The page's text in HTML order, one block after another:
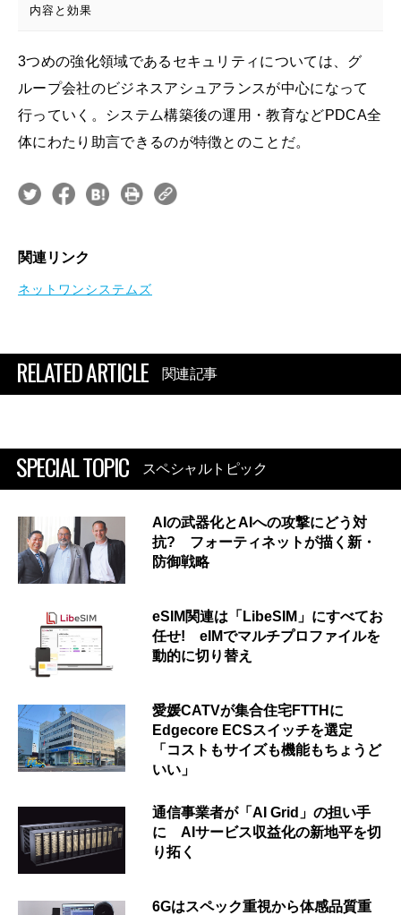
内容と効果
3つめの強化領域であるセキュリティについては、グ
ループ会社のビジネスアシュアランスが中心になって
行っていく。システム構築後の運用・教育などPDCA全
体にわたり助言できるのが特徴とのことだ。
関連リンク
ネットワンシステムズ
RELATED ARTICLE 関連記事
SPECIAL TOPIC スペシャルトピック
AIの武器化とAIへの攻撃にどう対
抗? フォーティネットが描く新・
防御戦略
eSIM関連は「LibeSIM」にすべてお
任せ! eIMでマルチプロファイルを
動的に切り替え
愛媛CATVが集合住宅FTTHに
Edgecore ECSスイッチを選定
「コストもサイズも機能もちょうど
いい」
通信事業者が「AI Grid」の担い手
に AIサービス収益化の新地平を切
り拓く
6Gはスペック重視から体感品質重